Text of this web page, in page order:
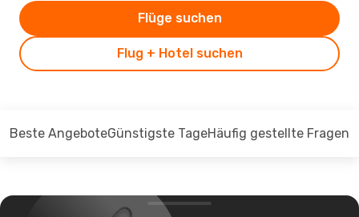
Flug + Hotel suchen
Flüge suchen
Beste AngeboteGünstigste TageHäufig gestellte Fragen